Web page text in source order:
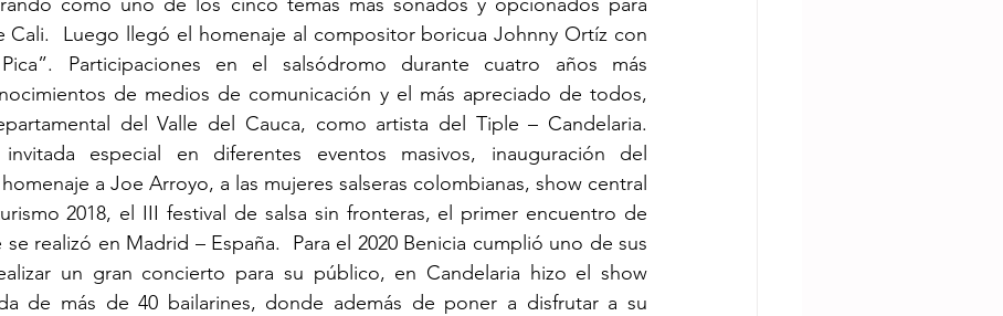
Cali.  Luego llegó el homenaje al compositor boricua Johnny Ortíz con
Participaciones en el salsódromo durante cuatro años más
de medios de comunicación y el más apreciado de todos,
del Valle del Cauca, como artista del Tiple – Candelaria.
especial en diferentes eventos masivos, inauguración del
a Joe Arroyo, a las mujeres salseras colombianas, show central
2018, el III festival de salsa sin fronteras, el primer encuentro de
se realizó en Madrid – España.  Para el 2020 Benicia cumplió uno de sus
un gran concierto para su público, en Candelaria hizo el show
de más de 40 bailarines, donde además de poner a disfrutar a su